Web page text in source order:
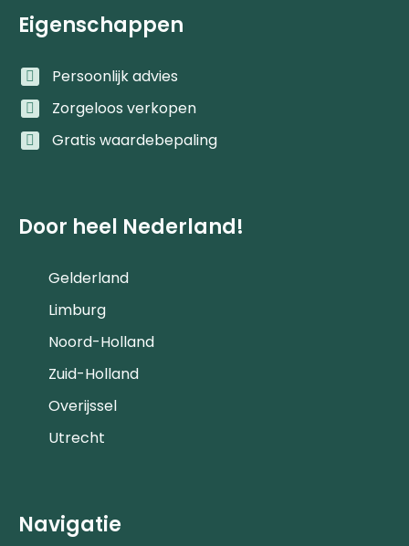
Eigenschappen
Persoonlijk advies
Zorgeloos verkopen
Gratis waardebepaling
Door heel Nederland!
Gelderland
Limburg
Noord-Holland
Zuid-Holland
Overijssel
Utrecht
Navigatie